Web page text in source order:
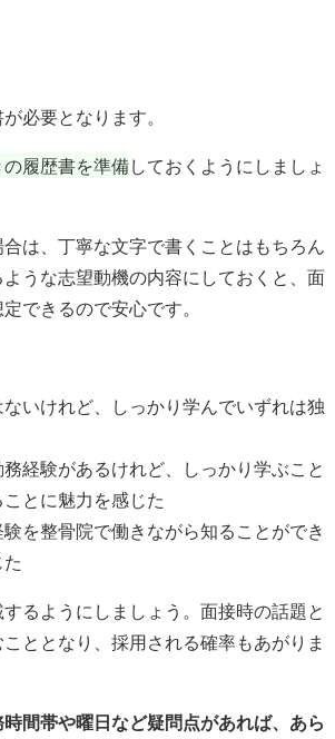
必要となります。
履歴書を準備しておくようにしましょ
は、丁寧な文字で書くことはもちろん
うな志望動機の内容にしておくと、面
できるので安心です。
ないけれど、しっかり学んでいずれは独
務経験があるけれど、しっかり学ぶこと
とに魅力を感じた
験を整骨院で働きながら知ることができ
るようにしましょう。面接時の話題と
ととなり、採用される確率もあがりま
間帯や曜日など疑問点があれば、あら